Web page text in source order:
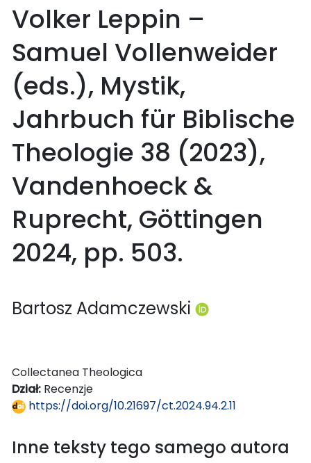
Volker Leppin –
Samuel Vollenweider
(eds.), Mystik,
Jahrbuch für Biblische
Theologie 38 (2023),
Vandenhoeck &
Ruprecht, Göttingen
2024, pp. 503.
Bartosz Adamczewski
Collectanea Theologica
Dział: Recenzje
https://doi.org/10.21697/ct.2024.94.2.11
Inne teksty tego samego autora